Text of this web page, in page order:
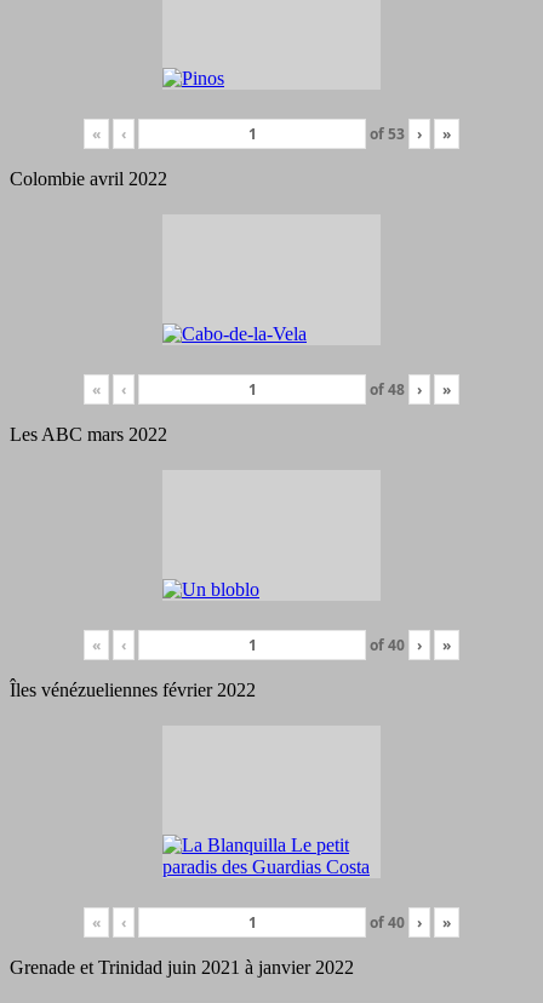
« ‹ of53 › »
Colombie avril 2022
« ‹ of48 › »
Les ABC mars 2022
« ‹ of40 › »
Îles vénézueliennes février 2022
« ‹ of40 › »
Grenade et Trinidad juin 2021 à janvier 2022